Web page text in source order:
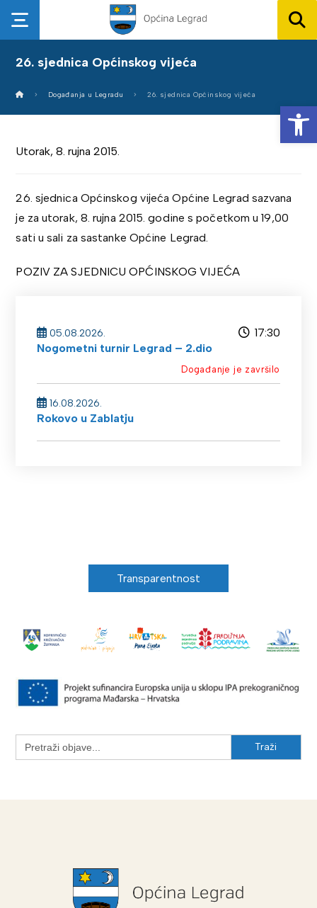
26. sjednica Općinskog vijeća
Događanja u Legradu 26. sjednica Općinskog vijeća
Utorak, 8. rujna 2015.
26. sjednica Općinskog vijeća Općine Legrad sazvana
je za utorak, 8. rujna 2015. godine s početkom u 19,00
sati u sali za sastanke Općine Legrad.
POZIV ZA SJEDNICU OPĆINSKOG VIJEĆA
05.08.2026.
17:30
Nogometni turnir Legrad – 2.dio
Događanje je završilo
16.08.2026.
Rokovo u Zablatju
Transparentnost
Search
for: